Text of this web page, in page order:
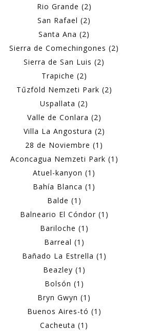
Rio Grande (2)
San Rafael (2)
Santa Ana (2)
Sierra de Comechingones (2)
Sierra de San Luis (2)
Trapiche (2)
Tűzföld Nemzeti Park (2)
Uspallata (2)
Valle de Conlara (2)
Villa La Angostura (2)
28 de Noviembre (1)
Aconcagua Nemzeti Park (1)
Atuel-kanyon (1)
Bahía Blanca (1)
Balde (1)
Balneario El Cóndor (1)
Bariloche (1)
Barreal (1)
Bañado La Estrella (1)
Beazley (1)
Bolsón (1)
Bryn Gwyn (1)
Buenos Aires-tó (1)
Cacheuta (1)